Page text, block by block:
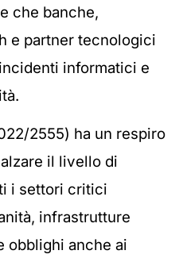
che banche,
e partner tecnologici
informatici e
2555) ha un respiro
il livello di
i settori critici
infrastrutture
obblighi anche ai